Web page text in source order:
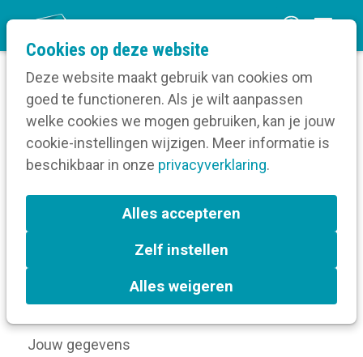
Cookies op deze website
Deze website maakt gebruik van cookies om
goed te functioneren. Als je wilt aanpassen
welke cookies we mogen gebruiken, kan je jouw
cookie-instellingen wijzigen. Meer informatie is
beschikbaar in onze privacyverklaring.
Alles accepteren
Zelf instellen
Alles weigeren
n
m
Home
Zoek een job
Registratieformulier vacature
Registreer je hier om je
vacature te kunnen
plaatsen
Jouw gegevens